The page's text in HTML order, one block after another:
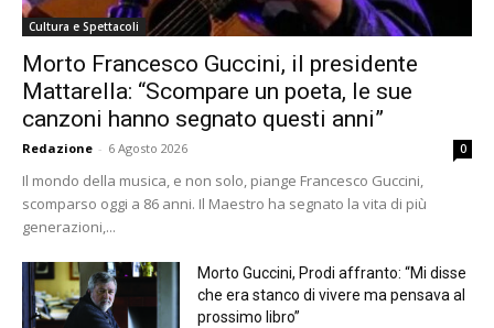
Cultura e Spettacoli
Morto Francesco Guccini, il presidente
Mattarella: “Scompare un poeta, le sue
canzoni hanno segnato questi anni”
Redazione - 6 Agosto 2026 0
Il mondo della musica, e non solo, piange Francesco Guccini,
scomparso oggi a 86 anni. Il Maestro ha segnato la vita di più
generazioni,...
Morto Guccini, Prodi affranto: “Mi disse
che era stanco di vivere ma pensava al
prossimo libro”